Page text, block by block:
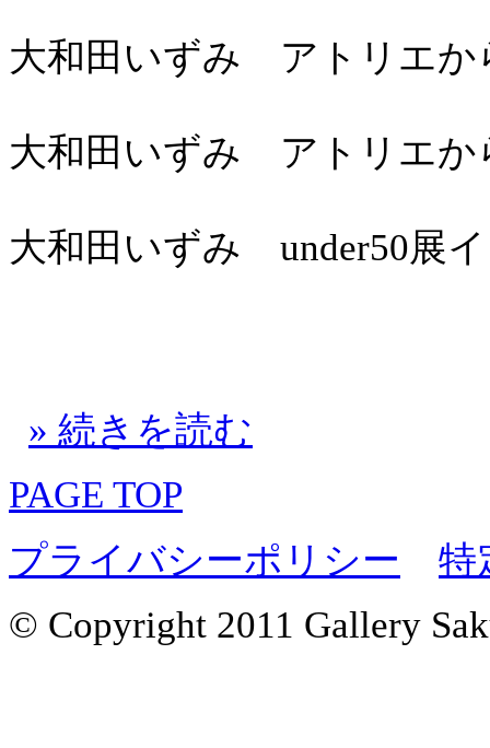
大和田いずみ アトリエ
大和田いずみ アトリエ
大和田いずみ under50展
» 続きを読む
PAGE TOP
プライバシーポリシー
特
© Copyright 2011 Gallery